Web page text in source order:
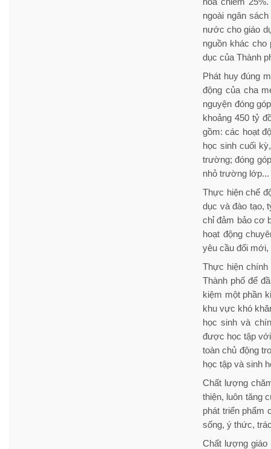
ngoài ngân
nước cho giáo
nguồn khác cho
dục của Thành
Phát huy đúng
động của cha
nguyện đóng
khoảng 450 tỷ
gồm: các hoạt
học sinh cuối
trường; đóng
nhỏ trường lớp...
Thực hiện chế
dục và đào tạo,
chỉ đảm bảo cơ
hoạt động
yêu cầu đổi mới,
Thực hiện
Thành phố để
kiệm một phần
khu vực khó
học sinh và
được học tập
toàn chủ động
học tập và sinh
Chất lượng
thiện, luôn tăng
phát triển phẩm
sống, ý thức,
Chất lượng giáo